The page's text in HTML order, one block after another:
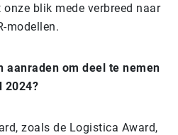
blik mede verbreed naar
modellen.
aanraden om deel te nemen
2024?
zoals de Logistica Award,